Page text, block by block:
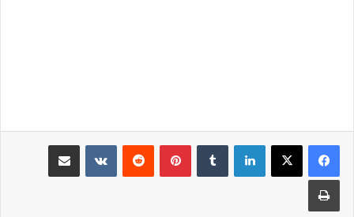
لينكدإن بينتيريست
مشاركة عبر البريد
طباعة